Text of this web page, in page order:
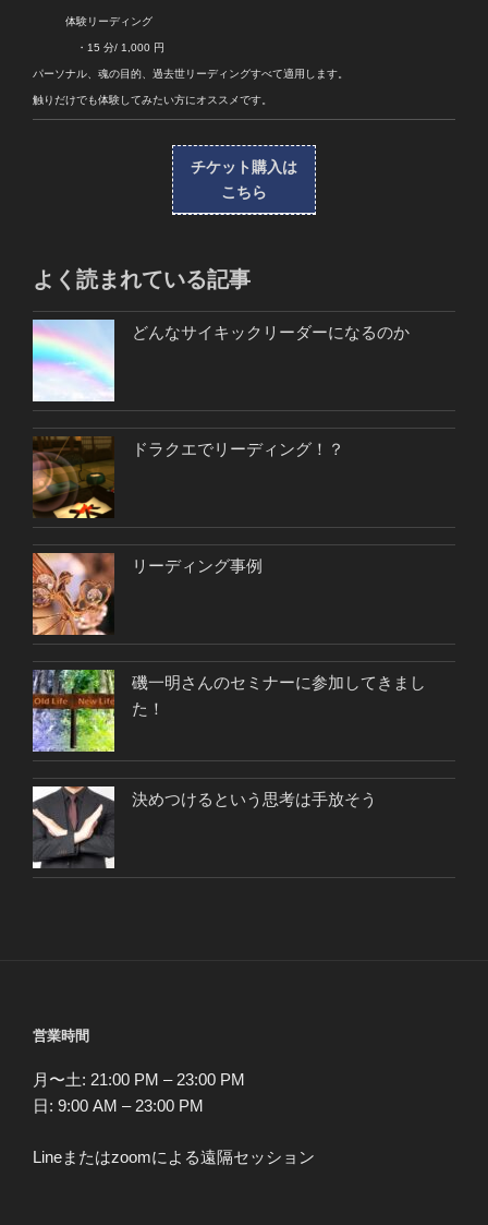
体験リーディング
・15 分/ 1,000 円
パーソナル、魂の目的、過去世リーディングすべて適用します。
触りだけでも体験してみたい方にオススメです。
チケット購入は
こちら
よく読まれている記事
どんなサイキックリーダーになるのか
ドラクエでリーディング！？
リーディング事例
磯一明さんのセミナーに参加してきまし
た！
決めつけるという思考は手放そう
営業時間
月〜土: 21:00 PM – 23:00 PM
日: 9:00 AM – 23:00 PM
Lineまたはzoomによる遠隔セッション